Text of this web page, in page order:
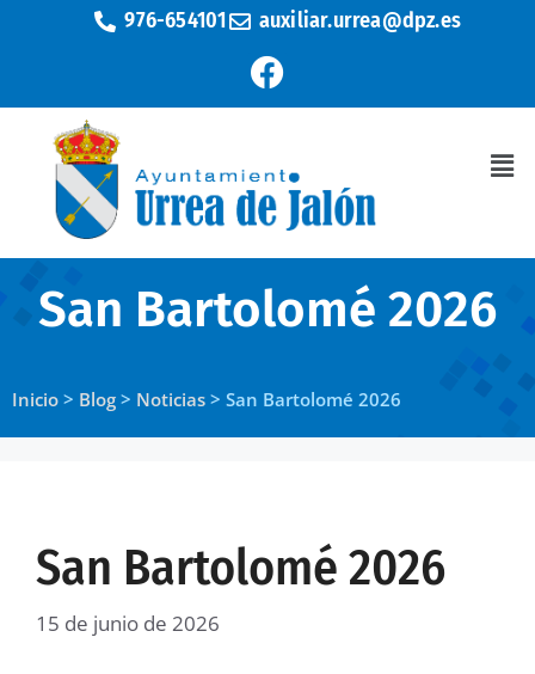
976-654101 auxiliar.urrea@dpz.es
San Bartolomé 2026
Inicio > Blog > Noticias > San Bartolomé 2026
San Bartolomé 2026
15 de junio de 2026